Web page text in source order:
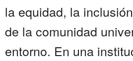
la equidad, la
de la comunidad
entorno. En una